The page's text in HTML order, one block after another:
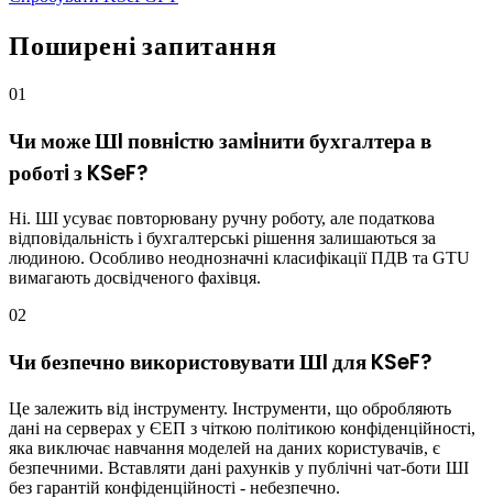
Поширені запитання
01
Чи може ШI повнiстю замiнити бухгалтера в
роботi з KSeF?
Нi. ШI усуває повторювану ручну роботу, але податкова
вiдповiдальнiсть i бухгалтерськi рiшення залишаються за
людиною. Особливо неоднозначнi класифiкацiї ПДВ та GTU
вимагають досвiдченого фахiвця.
02
Чи безпечно використовувати ШI для KSeF?
Це залежить вiд iнструменту. Iнструменти, що обробляють
данi на серверах у ЄЕП з чiткою полiтикою конфiденцiйностi,
яка виключає навчання моделей на даних користувачiв, є
безпечними. Вставляти данi рахункiв у публiчнi чат-боти ШI
без гарантiй конфiденцiйностi - небезпечно.